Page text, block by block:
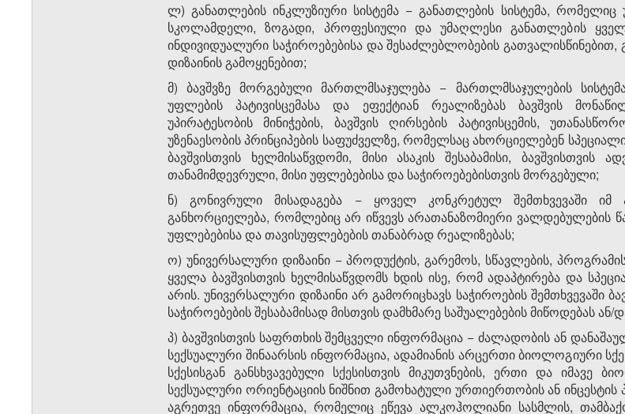
ლ) განათლების ინკლუზიური სისტემა − განათლების სისტემა,
სკოლამდელი, ზოგადი, პროფესიული და უმაღლესი განათლების
ინდივიდუალური საჭიროებებისა და შესაძლებლობების
დიზაინის გამოყენებით;
მ) ბავშვზე მორგებული მართლმსაჯულება − მართლმსაჯულების
უფლების პატივისცემასა და ეფექტიან რეალიზებას ბავშვის
უპირატესობის მინიჭების, ბავშვის ღირსების პატივისცემის,
უზენაესობის პრინციპების საფუძველზე, რომელსაც ახორციელებენ
ბავშვისთვის ხელმისაწვდომი, მისი ასაკის შესაბამისი,
თანამიმდევრული, მისი უფლებებისა და საჭიროებებისთვის მორგებული;
ნ) გონივრული მისადაგება − ყოველ კონკრეტულ შემთხვევაში იმ
განხორციელება, რომლებიც არ იწვევს არათანაზომიერი ვალდებულების
უფლებებისა და თავისუფლებების თანაბრად რეალიზებას;
ო) უნივერსალური დიზაინი − პროდუქტის, გარემოს, სწავლების,
ყველა ბავშვისთვის ხელმისაწვდომს ხდის ისე, რომ ადაპტირება და
არის. უნივერსალური დიზაინი არ გამორიცხავს საჭიროების შემთხვევაში
საჭიროებების შესაბამისად მისთვის დამხმარე საშუალებების მიწოდებას
პ) ბავშვისთვის საფრთხის შემცველი ინფორმაცია − ძალადობის ან
სექსუალური შინაარსის ინფორმაცია, ადამიანის არცერთი ბიოლოგიური
სქესისგან განსხვავებული სქესისთვის მიკუთვნების, ერთი და იმავე
სექსუალური ორიენტაციის ნიშნით გამოხატული ურთიერთობის ან
აგრეთვე ინფორმაცია, რომელიც ეწევა ალკოჰოლიანი სასმლის,